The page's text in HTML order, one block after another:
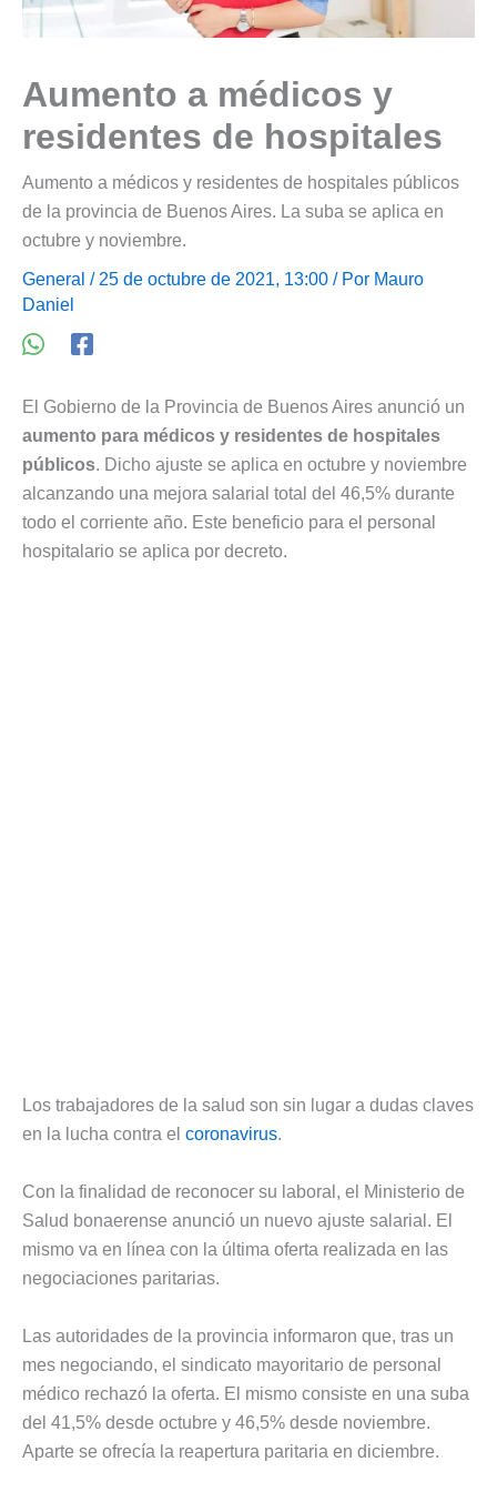
Aumento a médicos y
residentes de hospitales
Aumento a médicos y residentes de hospitales públicos
de la provincia de Buenos Aires. La suba se aplica en
octubre y noviembre.
General / 25 de octubre de 2021, 13:00 / Por Mauro
Daniel
El Gobierno de la Provincia de Buenos Aires anunció un
aumento para médicos y residentes de hospitales
públicos. Dicho ajuste se aplica en octubre y noviembre
alcanzando una mejora salarial total del 46,5% durante
todo el corriente año. Este beneficio para el personal
hospitalario se aplica por decreto.
Los trabajadores de la salud son sin lugar a dudas claves
en la lucha contra el coronavirus.
Con la finalidad de reconocer su laboral, el Ministerio de
Salud bonaerense anunció un nuevo ajuste salarial. El
mismo va en línea con la última oferta realizada en las
negociaciones paritarias.
Las autoridades de la provincia informaron que, tras un
mes negociando, el sindicato mayoritario de personal
médico rechazó la oferta. El mismo consiste en una suba
del 41,5% desde octubre y 46,5% desde noviembre.
Aparte se ofrecía la reapertura paritaria en diciembre.